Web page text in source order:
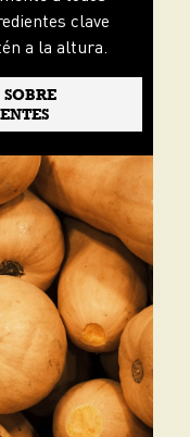
clave
a la altura.